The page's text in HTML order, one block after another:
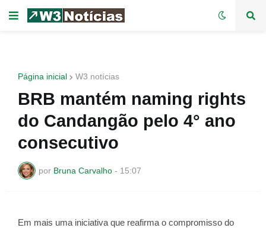
Página inicial W3 notícias
BRB mantém naming rights
do Candangão pelo 4° ano
consecutivo
por Bruna Carvalho - 15:07
Em mais uma iniciativa que reafirma o compromisso do